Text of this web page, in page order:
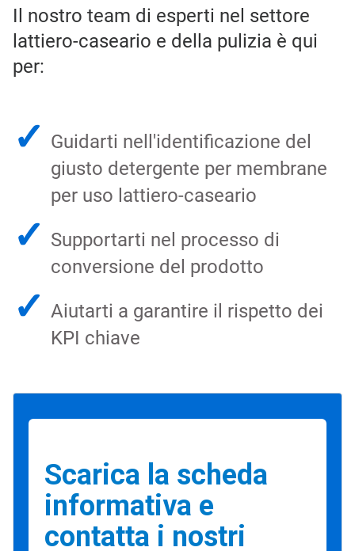
Il nostro team di esperti nel settore
lattiero-caseario e della pulizia è qui
per:
✓ Guidarti nell'identificazione del
giusto detergente per membrane
per uso lattiero-caseario
✓ Supportarti nel processo di
conversione del prodotto
✓ Aiutarti a garantire il rispetto dei
KPI chiave
Scarica la scheda
informativa e
contatta i nostri